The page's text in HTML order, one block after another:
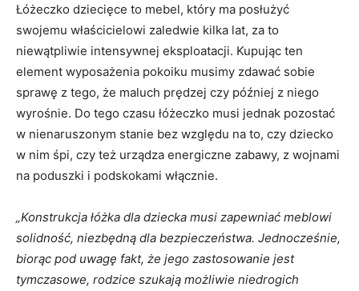
Łóżeczko dziecięce to mebel, który ma posłużyć
swojemu właścicielowi zaledwie kilka lat, za to
niewątpliwie intensywnej eksploatacji. Kupując ten
element wyposażenia pokoiku musimy zdawać sobie
sprawę z tego, że maluch prędzej czy później z niego
wyrośnie. Do tego czasu łóżeczko musi jednak pozostać
w nienaruszonym stanie bez względu na to, czy dziecko
w nim śpi, czy też urządza energiczne zabawy, z wojnami
na poduszki i podskokami włącznie.
„Konstrukcja łóżka dla dziecka musi zapewniać meblowi
solidność, niezbędną dla bezpieczeństwa. Jednocześnie,
biorąc pod uwagę fakt, że jego zastosowanie jest
tymczasowe, rodzice szukają możliwie niedrogich